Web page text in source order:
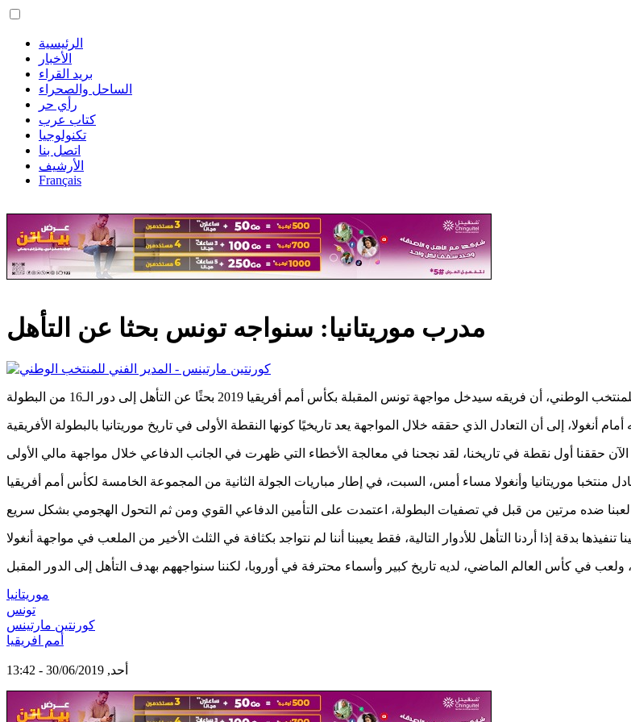
الرئيسية
الأخبار
بريد القراء
الساحل والصحراء
رأي حر
كتاب عرب
تكنولوجيا
اتصل بنا
الأرشيف
Français
مدرب موريتانيا: سنواجه تونس بحثا عن التأهل
موريتانيا
تونس
كورنتين مارتينس
أمم افريقيا
أحد, 30/06/2019 - 13:42